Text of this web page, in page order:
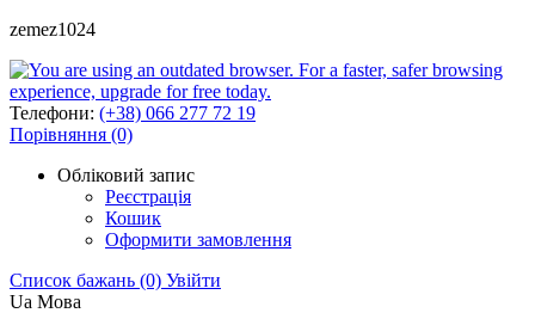
zemez1024
Телефони: (+38) 066 277 72 19
Порівняння (0)
Обліковий запис
Реєстрація
Кошик
Оформити замовлення
Список бажань (0) Увійти
Ua Мова